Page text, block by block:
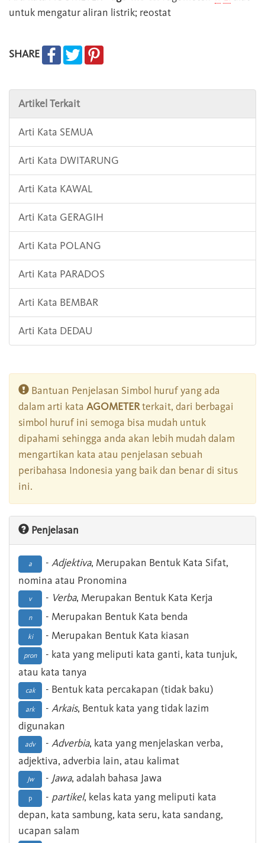
untuk mengatur aliran listrik; reostat
SHARE
Artikel Terkait
Arti Kata SEMUA
Arti Kata DWITARUNG
Arti Kata KAWAL
Arti Kata GERAGIH
Arti Kata POLANG
Arti Kata PARADOS
Arti Kata BEMBAR
Arti Kata DEDAU
Bantuan Penjelasan Simbol huruf yang ada
dalam arti kata AGOMETERterkait, dari berbagai
simbol huruf ini semoga bisa mudah untuk
dipahami sehingga anda akan lebih mudah dalam
mengartikan kata atau penjelasan sebuah
peribahasa Indonesia yang baik dan benar di situs
ini.
Penjelasan
a - Adjektiva, Merupakan Bentuk Kata Sifat,
nomina atau Pronomina
v - Verba, Merupakan Bentuk Kata Kerja
n - Merupakan Bentuk Kata benda
ki - Merupakan Bentuk Kata kiasan
pron
- kata yang meliputi kata ganti, kata tunjuk,
atau kata tanya
cak - Bentuk kata percakapan (tidak baku)
ark - Arkais, Bentuk kata yang tidak lazim
digunakan
adv - Adverbia, kata yang menjelaskan verba,
adjektiva, adverbia lain, atau kalimat
Jw - Jawa, adalah bahasa Jawa
p - partikel, kelas kata yang meliputi kata
depan, kata sambung, kata seru, kata sandang,
ucapan salam